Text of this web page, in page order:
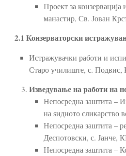
Проект за
манастир, Св. Јован
2.1 Конзерваторски
Истражувачки работи и
Старо училиште, с. Подвис,
Изведување на работи на
Непосредна заштита –
на ѕидното сликарство
Непосредна заштита –
Деспотовски, с.
Непосредна заштита –